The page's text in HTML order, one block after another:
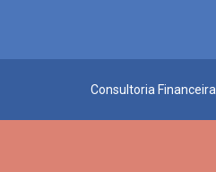
Consultoria Financeira